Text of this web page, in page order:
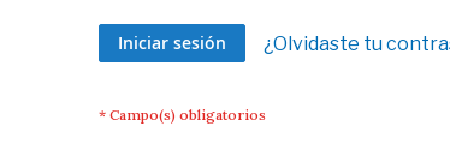
Iniciar sesión ¿Olvidaste tu